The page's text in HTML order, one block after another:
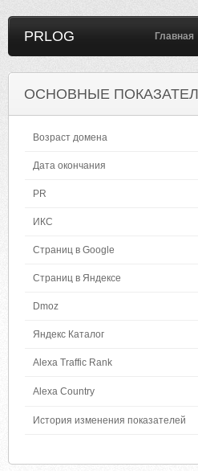
PRLOG Главная
ОСНОВНЫЕ
Возраст домена
Дата окончания
PR
ИКС
Страниц в Google
Страниц в Яндексе
Dmoz
Яндекс Каталог
Alexa Traffic Rank
Alexa Country
История изменения показателей